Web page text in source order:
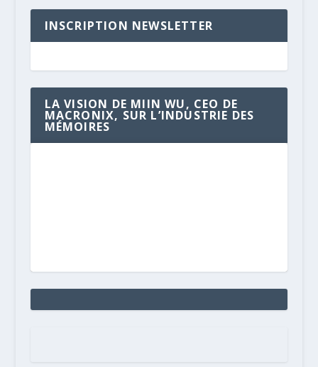
INSCRIPTION NEWSLETTER
LA VISION DE MIIN WU, CEO DE
MACRONIX, SUR L’INDUSTRIE DES
MÉMOIRES